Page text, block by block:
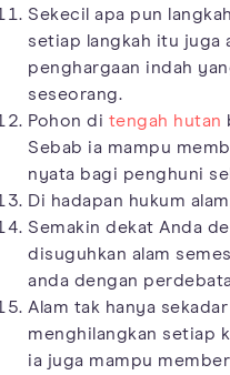
Sekecil apa pun
setiap langkah itu juga
penghargaan indah
seseorang.
Pohon di tengah hutan
Sebab ia mampu
nyata bagi penghuni
Di hadapan hukum
Semakin dekat Anda
disuguhkan alam
anda dengan
Alam tak hanya
menghilangkan setiap
ia juga mampu